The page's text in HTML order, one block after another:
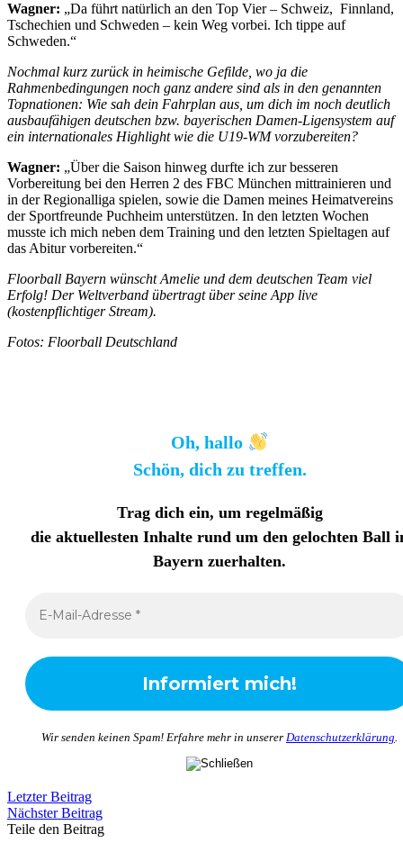
Wagner: „Da führt natürlich an den Top Vier – Schweiz, Finnland,
Tschechien und Schweden – kein Weg vorbei. Ich tippe auf
Schweden.“
Nochmal kurz zurück in heimische Gefilde, wo ja die
Rahmenbedingungen noch ganz andere sind als in den genannten
Topnationen: Wie sah dein Fahrplan aus, um dich im noch deutlich
ausbaufähigen deutschen bzw. bayerischen Damen-Ligensystem auf
ein internationales Highlight wie die U19-WM vorzubereiten?
Wagner: „Über die Saison hinweg durfte ich zur besseren
Vorbereitung bei den Herren 2 des FBC München mittrainieren und
in der Regionalliga spielen, sowie die Damen meines Heimatvereins
der Sportfreunde Puchheim unterstützen. In den letzten Wochen
musste ich mich neben dem Training und den letzten Spieltagen auf
das Abitur vorbereiten.“
Floorball Bayern wünscht Amelie und dem deutschen Team viel
Erfolg! Der Weltverband übertragt über seine App live
(kostenpflichtiger Stream).
Fotos: Floorball Deutschland
Oh, hallo
Schön, dich zu treffen.
Trag dich ein, um regelmäßig
die aktuellesten Inhalte rund um den gelochten Ball
Bayern zuerhalten.
Wir senden keinen Spam! Erfahre mehr in unserer Datenschutzerklärung.
Letzter Beitrag
Nächster Beitrag
Teile den Beitrag